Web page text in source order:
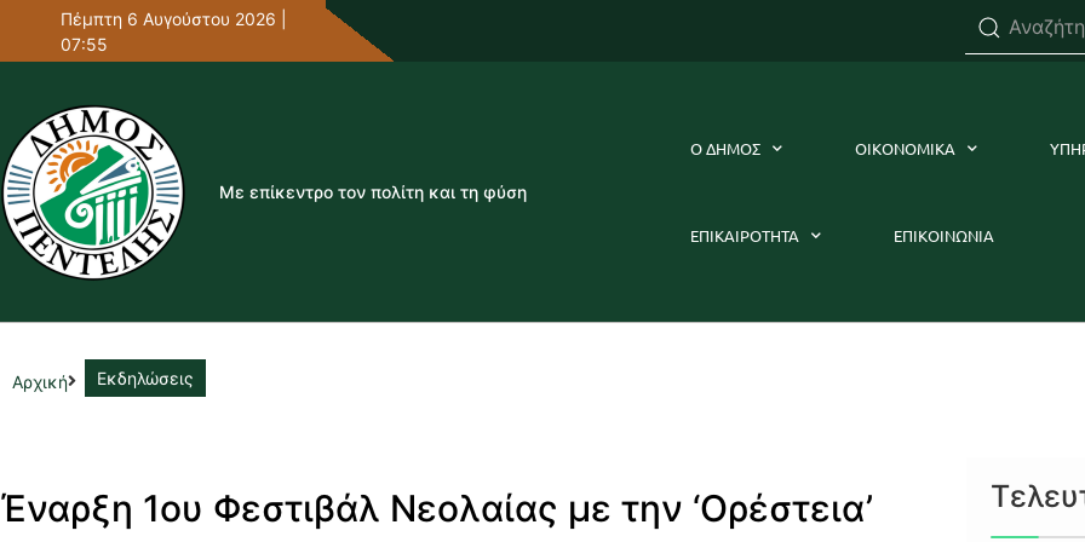
Πέμπτη 6 Αυγούστου 2026 |
07:55
Με επίκεντρο τον πολίτη και τη φύση
Ο ΔΗΜΟΣ ΟΙΚΟΝΟΜΙΚΑ
ΕΠΙΚΑΙΡΟΤΗΤΑ ΕΠΙΚΟΙΝΩΝΙΑ
Αρχική Εκδηλώσεις
Έναρξη 1ου Φεστιβάλ Νεολαίας με την ‘Ορέστεια’